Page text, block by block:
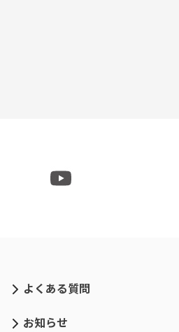
よくある質問
お知らせ